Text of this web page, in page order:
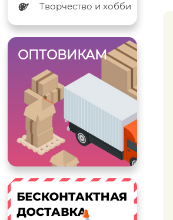
Творчество и хобби
ОПТОВИКАМ